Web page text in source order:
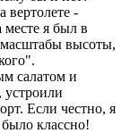
вертолете -
я был в
масштабы высоты,
салатом и
устроили
Если честно, я
классно!